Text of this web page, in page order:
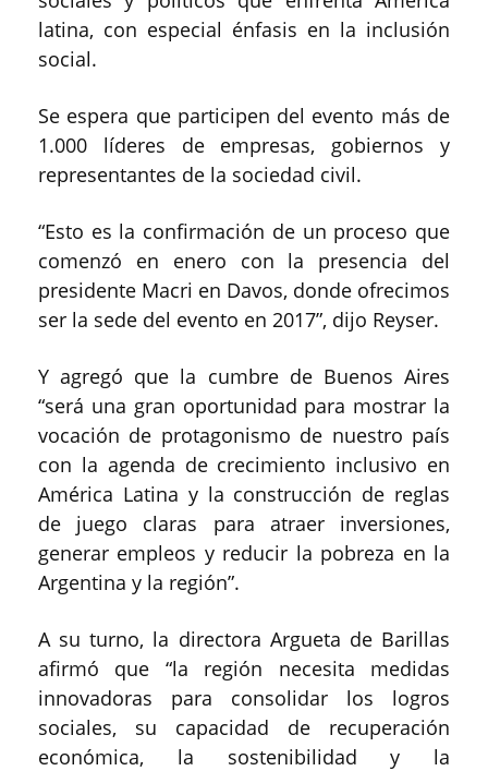
latina, con especial énfasis en la inclusión
social.
Se espera que participen del evento más de
1.000 líderes de empresas, gobiernos y
representantes de la sociedad civil.
“Esto es la confirmación de un proceso que
comenzó en enero con la presencia del
presidente Macri en Davos, donde ofrecimos
ser la sede del evento en 2017”, dijo Reyser.
Y agregó que la cumbre de Buenos Aires
“será una gran oportunidad para mostrar la
vocación de protagonismo de nuestro país
con la agenda de crecimiento inclusivo en
América Latina y la construcción de reglas
de juego claras para atraer inversiones,
generar empleos y reducir la pobreza en la
Argentina y la región”.
A su turno, la directora Argueta de Barillas
afirmó que “la región necesita medidas
innovadoras para consolidar los logros
sociales, su capacidad de recuperación
económica, la sostenibilidad y la